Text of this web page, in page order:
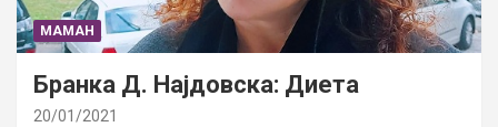
МАМАН
Бранка Д. Најдовска: Диета
20/01/2021